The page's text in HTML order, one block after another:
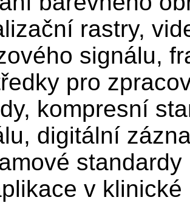
rastry,
signálu,
pro
kompresní
digitální
v klinické